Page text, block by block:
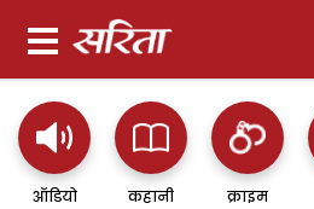
ऑडियो कहानी क्राइम